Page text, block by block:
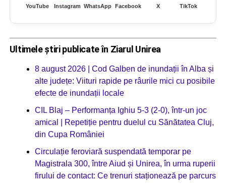
YouTube Instagram WhatsApp Facebook X TikTok
Ultimele știri publicate în Ziarul Unirea
8 august 2026 | Cod Galben de inundații în Alba și
alte județe: Viituri rapide pe râurile mici cu posibile
efecte de inundații locale
CIL Blaj – Performanța Ighiu 5-3 (2-0), într-un joc
amical | Repetiție pentru duelul cu Sănătatea Cluj,
din Cupa României
Circulație feroviară suspendată temporar pe
Magistrala 300, între Aiud și Unirea, în urma ruperii
firului de contact: Ce trenuri staționează pe parcurs